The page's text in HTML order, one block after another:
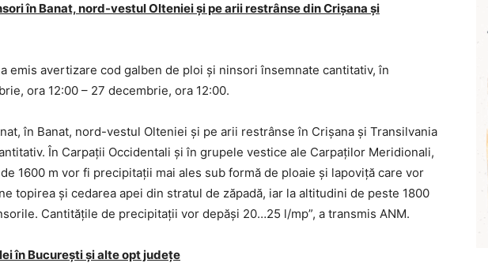
în Banat, nord-vestul Olteniei și pe arii restrânse din Crișana și
emis avertizare cod galben de ploi şi ninsori însemnate cantitativ, în
ora 12:00 – 27 decembrie, ora 12:00.
în Banat, nord-vestul Olteniei şi pe arii restrânse în Crişana şi Transilvania
În Carpaţii Occidentali şi în grupele vestice ale Carpaţilor Meridionali,
1600 m vor fi precipitaţii mai ales sub formă de ploaie şi lapoviţă care vor
topirea şi cedarea apei din stratul de zăpadă, iar la altitudini de peste 1800
Cantităţile de precipitaţii vor depăşi 20…25 l/mp”, a transmis ANM.
în București și alte opt județe